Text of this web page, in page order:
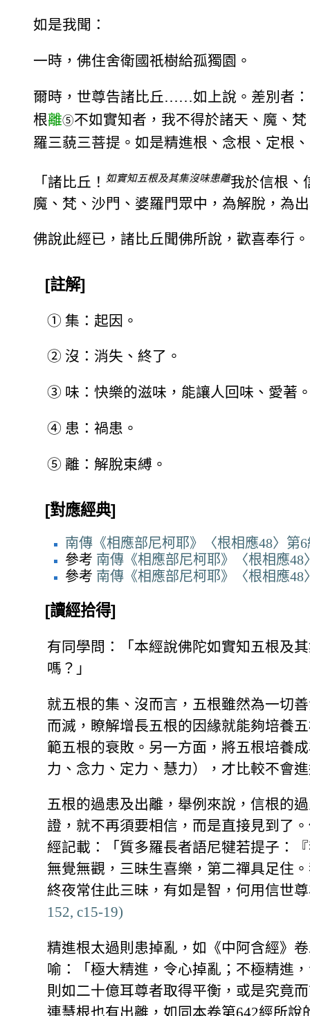
如是我聞：
一時，佛住舍衛國祇樹給孤獨園。
爾時，世尊告諸比丘……如上說。差別者
根離⑤不如實知者，我不得於諸天、魔、
羅三藐三菩提。如是精進根、念根、定根
「諸比丘！ 如實知五根及其集沒味患離我於信根、
魔、梵、沙門、婆羅門眾中，為解脫，為
佛說此經已，諸比丘聞佛所說，歡喜奉行。
[註解]
① 集：起因。
② 沒：消失、終了。
③ 味：快樂的滋味，能讓人回味、愛著
④ 患：禍患。
⑤ 離：解脫束縛。
[對應經典]
南傳《相應部尼柯耶》〈根相應48〉第
參考 南傳《相應部尼柯耶》〈根相應
參考 南傳《相應部尼柯耶》〈根相應48
[讀經拾得]
有同學問：「本經說佛陀如實知五根及
嗎？」
就五根的集、沒而言，五根雖然為一切
而滅，瞭解增長五根的因緣就能夠培養
範五根的衰敗。另一方面，將五根培養
力、念力、定力、慧力），才比較不會
五根的過患及出離，舉例來說，信根的
證，就不再須要相信，而是直接見到了
經記載：「質多羅長者語尼犍若提子：
無覺無觀，三昧生喜樂，第二禪具足住
終夜常住此三昧，有如是智，何用信世
152, c15-19)
精進根太過則患掉亂，如《中阿含經》
喻：「極大精進，令心掉亂；不極精進
則如二十億耳尊者取得平衡，或是究竟
連慧根也有出離，如同本卷第642經所說